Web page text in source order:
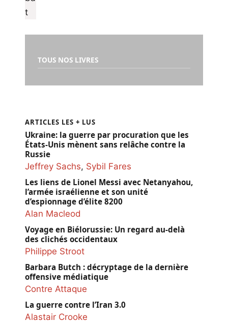
TOUS NOS LIVRES
ARTICLES LES + LUS
Ukraine: la guerre par procuration que les
États-Unis mènent sans relâche contre la
Russie
Jeffrey Sachs, Sybil Fares
Les liens de Lionel Messi avec Netanyahou,
l’armée israélienne et son unité
d’espionnage d’élite 8200
Alan Macleod
Voyage en Biélorussie: Un regard au-delà
des clichés occidentaux
Philippe Stroot
Barbara Butch : décryptage de la dernière
offensive médiatique
Contre Attaque
La guerre contre l’Iran 3.0
Alastair Crooke